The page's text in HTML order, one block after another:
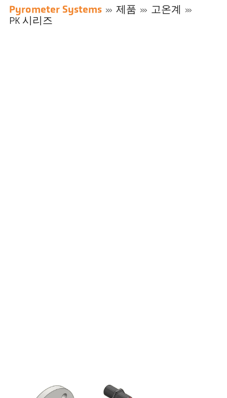
Pyrometer Systems 제품
고온계
PK 시리즈